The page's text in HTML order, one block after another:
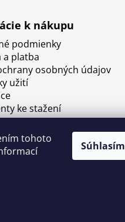
tohoto
Súhlasím
k nákupu
podmienky
a platba
osobných údajov
užití
ke stažení